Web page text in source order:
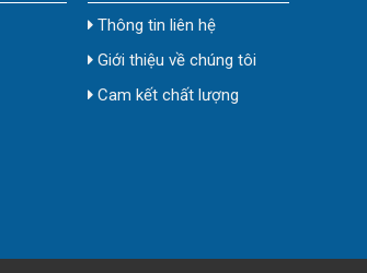
Thông tin liên hệ
Giới thiệu về chúng tôi
Cam kết chất lượng